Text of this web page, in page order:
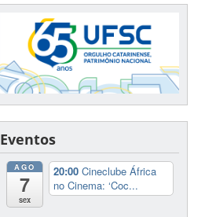
Eventos
AGO
7
sex
20:00Cineclube África
no Cinema: ‘Coc...